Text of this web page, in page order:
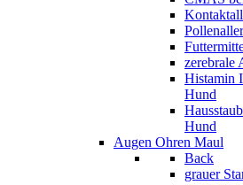
zerebrale
Histamin
Hund
Hund
Augen Ohren Maul
Back
grauer